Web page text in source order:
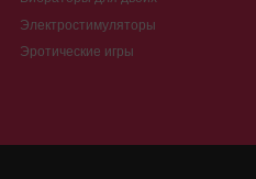
Электростимуляторы
Эротические игры